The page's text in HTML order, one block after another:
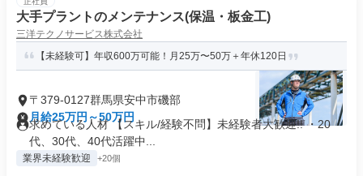
大手プラントのメンテナンス(保温・板金工)
三洋テクノサービス株式会社
【未経験可】年収600万可能！月25万〜50万＋年休120日
〒379-0127群馬県安中市磯部
月給25万円～50万円
求めている人材 【スキル/経験不問】未経験者大歓迎!! ・20
代、30代、40代活躍中...
業界未経験歓迎 +20個